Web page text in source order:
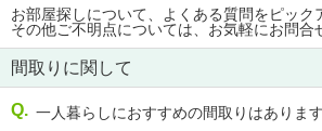
お部屋探しについて、よくある質問をピック
その他ご不明点については、お気軽にお問合
間取りに関して
一人暮らしにおすすめの間取りはありま